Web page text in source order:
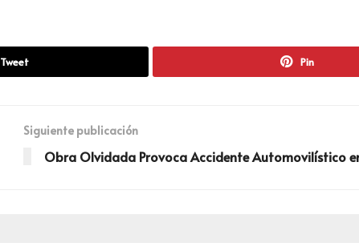
Tweet Pin
Siguiente publicación
Obra Olvidada Provoca Accidente Automovilístico